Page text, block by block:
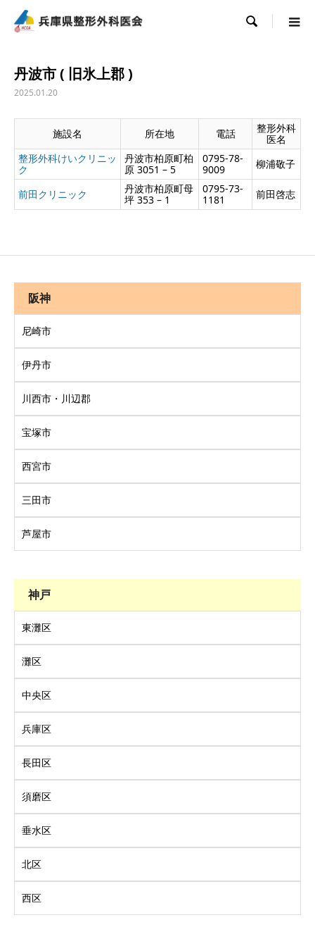

丹波市 ( 旧氷上郡 )
2025.01.20
施設名 所在地 電話
整形外科
医名
整形外科けいクリニッ
ク
丹波市柏原町柏
原 3051 – 5
0795-78-
9009
柳浦敬子
前田クリニック
丹波市柏原町母
坪 353 – 1
0795-73-
1181
前田啓志
阪神
尼崎市
伊丹市
川西市・川辺郡
宝塚市
西宮市
三田市
芦屋市
神戸
東灘区
灘区
中央区
兵庫区
長田区
須磨区
垂水区
北区
西区